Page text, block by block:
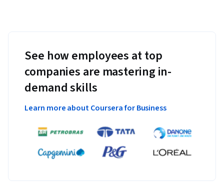
See how employees at top
companies are mastering in-
demand skills
Learn more about Coursera for Business